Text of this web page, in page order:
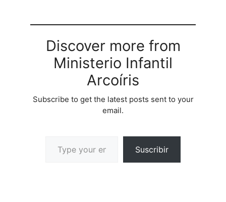
Discover more from
Ministerio Infantil
Arcoíris
Subscribe to get the latest posts sent to your
email.
Suscribir